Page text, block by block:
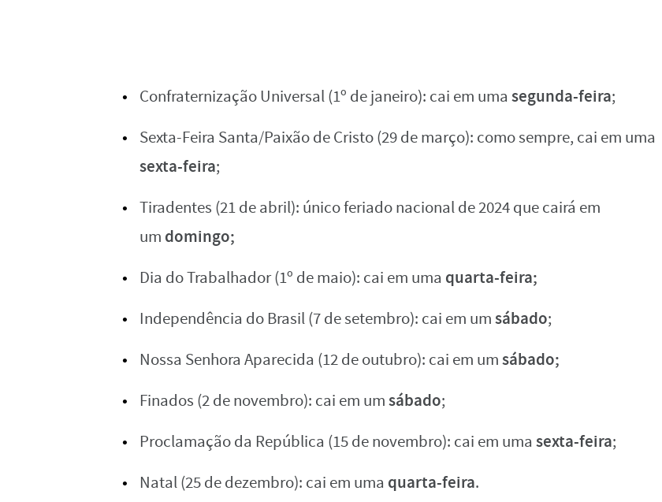
Confraternização Universal (1º de janeiro): cai em uma segunda-feira;
Sexta-Feira Santa/Paixão de Cristo (29 de março): como sempre, cai em uma
sexta-feira;
Tiradentes (21 de abril): único feriado nacional de 2024 que cairá em
um domingo;
Dia do Trabalhador (1º de maio): cai em uma quarta-feira;
Independência do Brasil (7 de setembro): cai em umsábado;
Nossa Senhora Aparecida (12 de outubro): cai em umsábado;
Finados (2 de novembro): cai em umsábado;
Proclamação da República (15 de novembro): cai em uma sexta-feira;
Natal (25 de dezembro): cai em uma quarta-feira.